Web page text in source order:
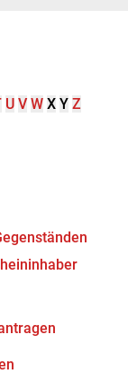
U V W X Y Z